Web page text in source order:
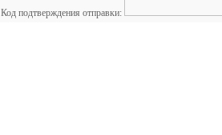
Код подтверждения отправки: